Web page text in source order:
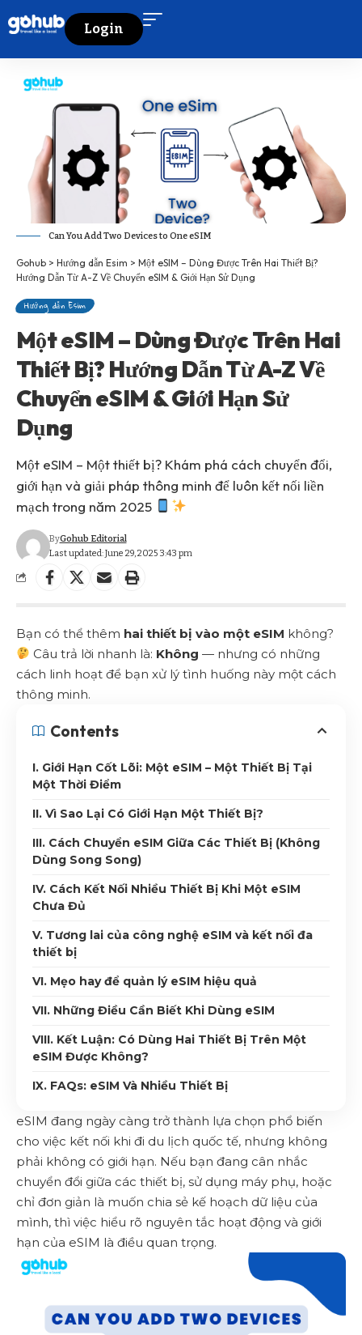
Login
Can You Add Two Devices to One eSIM
Gohub > Hướng dẫn Esim > Một eSIM – Dùng Được Trên Hai Thiết Bị?
Hướng Dẫn Từ A-Z Về Chuyển eSIM & Giới Hạn Sử Dụng
Hướng dẫn Esim
Một eSIM – Dùng Được Trên Hai
Thiết Bị? Hướng Dẫn Từ A-Z Về
Chuyển eSIM & Giới Hạn Sử
Dụng
Một eSIM – Một thiết bị? Khám phá cách chuyển đổi,
giới hạn và giải pháp thông minh để luôn kết nối liền
mạch trong năm 2025
Last updated: June 29, 2025 3:43 pm
ByGohub Editorial
Bạn có thể thêm hai thiết bị vào một eSIM không?
Câu trả lời nhanh là: Không — nhưng có những
cách linh hoạt để bạn xử lý tình huống này một cách
thông minh.
Contents
I. Giới Hạn Cốt Lõi: Một eSIM – Một Thiết Bị Tại
Một Thời Điểm
II. Vì Sao Lại Có Giới Hạn Một Thiết Bị?
III. Cách Chuyển eSIM Giữa Các Thiết Bị (Không
Dùng Song Song)
IV. Cách Kết Nối Nhiều Thiết Bị Khi Một eSIM
Chưa Đủ
V. Tương lai của công nghệ eSIM và kết nối đa
thiết bị
VI. Mẹo hay để quản lý eSIM hiệu quả
VII. Những Điều Cần Biết Khi Dùng eSIM
VIII. Kết Luận: Có Dùng Hai Thiết Bị Trên Một
eSIM Được Không?
IX. FAQs: eSIM Và Nhiều Thiết Bị
eSIM đang ngày càng trở thành lựa chọn phổ biến
cho việc kết nối khi đi du lịch quốc tế, nhưng không
phải không có giới hạn. Nếu bạn đang cân nhắc
chuyển đổi giữa các thiết bị, sử dụng máy phụ, hoặc
chỉ đơn giản là muốn chia sẻ kế hoạch dữ liệu của
mình, thì việc hiểu rõ nguyên tắc hoạt động và giới
hạn của eSIM là điều quan trọng.